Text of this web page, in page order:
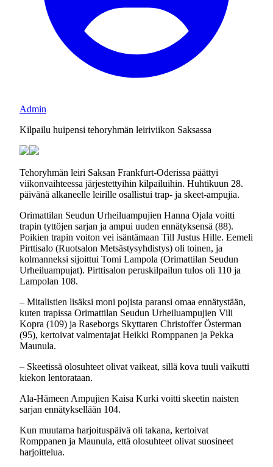
Admin
Kilpailu huipensi tehoryhmän leiriviikon Saksassa
Tehoryhmän leiri Saksan Frankfurt-Oderissa päättyi
viikonvaihteessa järjestettyihin kilpailuihin. Huhtikuun 28.
päivänä alkaneelle leirille osallistui trap- ja skeet-ampujia.
Orimattilan Seudun Urheiluampujien Hanna Ojala voitti
trapin tyttöjen sarjan ja ampui uuden ennätyksensä (88).
Poikien trapin voiton vei isäntämaan Till Justus Hille. Eemeli
Pirttisalo (Ruotsalon Metsästysyhdistys) oli toinen, ja
kolmanneksi sijoittui Tomi Lampola (Orimattilan Seudun
Urheiluampujat). Pirttisalon peruskilpailun tulos oli 110 ja
Lampolan 108.
– Mitalistien lisäksi moni pojista paransi omaa ennätystään,
kuten trapissa Orimattilan Seudun Urheiluampujien Vili
Kopra (109) ja Raseborgs Skyttaren Christoffer Österman
(95), kertoivat valmentajat Heikki Romppanen ja Pekka
Maunula.
– Skeetissä olosuhteet olivat vaikeat, sillä kova tuuli vaikutti
kiekon lentorataan.
Ala-Hämeen Ampujien Kaisa Kurki voitti skeetin naisten
sarjan ennätyksellään 104.
Kun muutama harjoituspäivä oli takana, kertoivat
Romppanen ja Maunula, että olosuhteet olivat suosineet
harjoittelua.